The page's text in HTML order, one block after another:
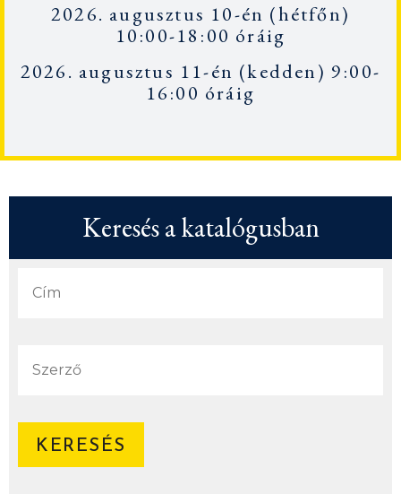
2026. augusztus 10-én (hétfőn)
10:00-18:00 óráig
2026. augusztus 11-én (kedden) 9:00-
16:00 óráig
Keresés a katalógusban